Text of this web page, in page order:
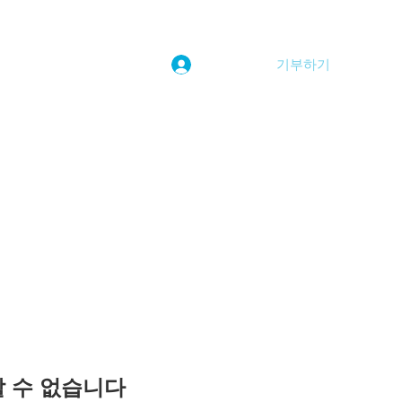
기부하기
수 없습니다